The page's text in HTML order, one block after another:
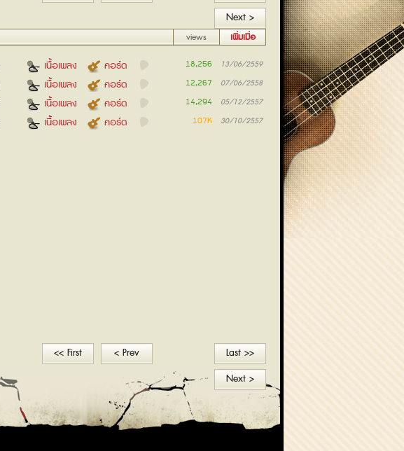
Next >
เพิ่มเมื่อ
views
13/06/2559
18,256
คอร์ด
เนื้อเพลง
07/06/2558
12,267
คอร์ด
เนื้อเพลง
05/12/2557
14,294
คอร์ด
เนื้อเพลง
30/10/2557
107K
คอร์ด
เนื้อเพลง
<< First < Prev
Last >>
Next >